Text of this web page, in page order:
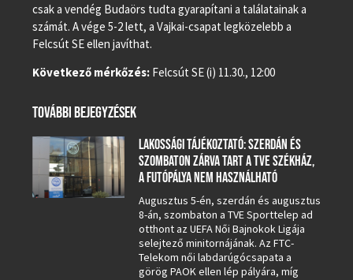
csak a vendég Budaörs tudta gyarapítani a találatainak a
számát. A vége 5-2 lett, a Vajkai-csapat legközelebb a
Felcsút SE ellen javíthat.
Következő mérkőzés: Felcsút SE (i) 11.30., 12:00
TOVÁBBI BEJEGYZÉSEK
LAKOSSÁGI TÁJÉKOZTATÓ: SZERDÁN ÉS
SZOMBATON ZÁRVA TART A TVE SZÉKHÁZ,
A FUTÓPÁLYA NEM HASZNÁLHATÓ
Augusztus 5-én, szerdán és augusztus
8-án, szombaton a TVE Sporttelep ad
otthont az UEFA Női Bajnokok Ligája
selejtező minitornájának. Az FTC-
Telekom női labdarúgócsapata a
görög PAOK ellen lép pályára, míg